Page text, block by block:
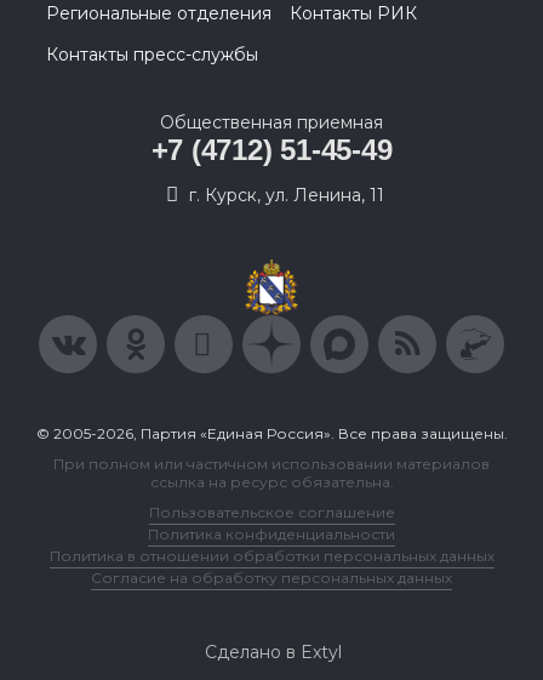
Региональные отделения
Контакты РИК
Контакты пресс-службы
Общественная приемная
+7 (4712) 51-45-49
г. Курск, ул. Ленина, 11
© 2005-2026, Партия «Единая Россия». Все права защищены.
При полном или частичном использовании материалов
ссылка на ресурс обязательна.
Пользовательское соглашение
Политика конфиденциальности
Политика в отношении обработки персональных данных
Согласие на обработку персональных данных
Сделано в Extyl